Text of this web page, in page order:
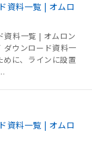
資料一覧 | オムロ
資料一覧 | オムロン
ダウンロード資料一
に、ラインに設置
...
資料一覧 | オムロ